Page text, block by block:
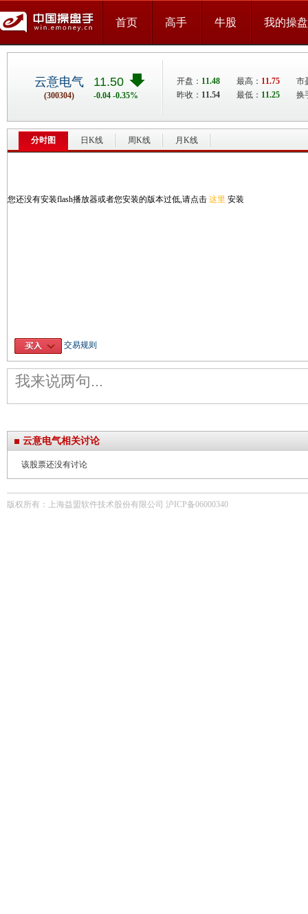
首页 高手 牛股 我的操
云意电气
(300304)
11.50
-0.04 -0.35%
开盘： 11.48 最高： 11.75
市
昨收： 11.54 最低： 11.25 换
分时图 日K线 周K线 月K线
您还没有安装flash播放器或者您安装的版本过低,请点击 这里 安装
交易规则
云意电气相关讨论
该股票还没有讨论
版权所有：上海益盟软件技术股份有限公司 沪ICP备06000340